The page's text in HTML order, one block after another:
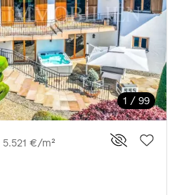
1 / 99
5.521 €/m²